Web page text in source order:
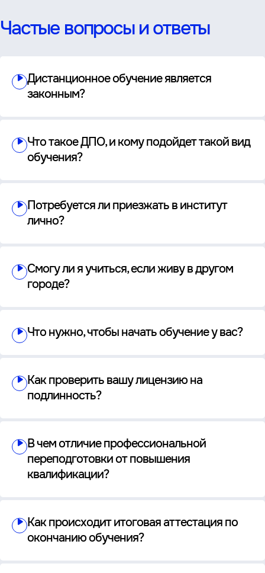
Частые вопросы и ответы
Дистанционное обучение является
законным?
Что такое ДПО, и кому подойдет такой вид
обучения?
Потребуется ли приезжать в институт
лично?
Смогу ли я учиться, если живу в другом
городе?
Что нужно, чтобы начать обучение у вас?
Как проверить вашу лицензию на
подлинность?
В чем отличие профессиональной
переподготовки от повышения
квалификации?
Как происходит итоговая аттестация по
окончанию обучения?